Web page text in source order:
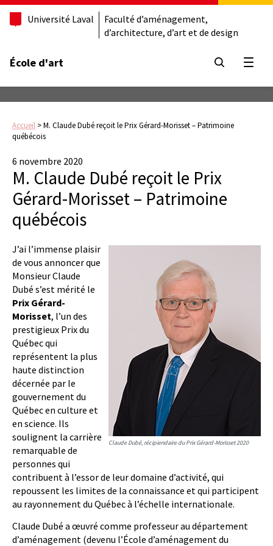
Université Laval
Faculté d’aménagement,
d’architecture, d’art et de design
École d'art
Accueil >M. Claude Dubé reçoit le Prix Gérard-Morisset – Patrimoine
québécois
6 novembre 2020
M. Claude Dubé reçoit le Prix
Gérard-Morisset – Patrimoine
québécois
Claude Dubé, récipiendaire du Prix Gérard-Morisset 2020
J’ai l’immense plaisir
de vous annoncer que
Monsieur Claude
Dubé s’est mérité le
Prix Gérard-
Morisset, l’un des
prestigieux Prix du
Québec qui
représentent la plus
haute distinction
décernée par le
gouvernement du
Québec en culture et
en science. Ils
soulignent la carrière
remarquable de
personnes qui
contribuent à l’essor de leur domaine d’activité, qui
repoussent les limites de la connaissance et qui participent
au rayonnement du Québec à l’échelle internationale.
Claude Dubé a œuvré comme professeur au département
d’aménagement (devenu l’École d’aménagement du